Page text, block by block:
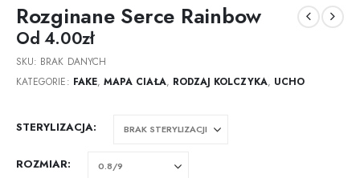
Rozginane Serce Rainbow
Od 4.00zł
SKU: BRAK DANYCH
KATEGORIE: FAKE,MAPA CIAŁA, RODZAJ KOLCZYKA, UCHO
STERYLIZACJA
ROZMIAR